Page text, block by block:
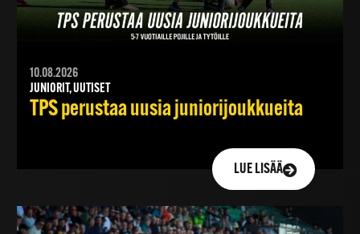
10.08.2026
JUNIORIT, UUTISET
TPS perustaa uusia juniorijoukkueita
LUE LISÄÄ